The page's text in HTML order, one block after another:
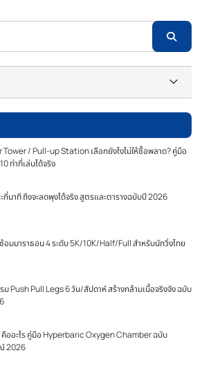
Tower / Pull-up Station เลือกยังไงไม่ให้ซื้อพลาด? คู่มือ
ท่าที่เล่นได้จริง
กี่นาที ถึงจะลดพุงได้จริง สูตรและตารางฉบับปี 2026
อมมาราธอน 4 ระดับ 5K/10K/Half/Full สำหรับนักวิ่งไทย
ม Push Pull Legs 6 วัน/สัปดาห์ สร้างกล้ามเนื้อจริงจัง ฉบับ
คืออะไร คู่มือ Hyperbaric Oxygen Chamber ฉบับ
2026